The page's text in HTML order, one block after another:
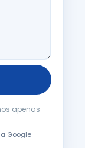
apenas
Google